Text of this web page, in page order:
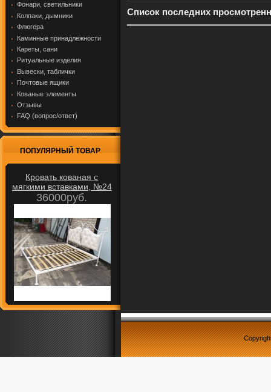
Фонари, светильники
Колпаки, дымники
Флюгера
Каминные принадлежности
Кареты, сани
Ритуальные изделия
Вывески, таблички
Почтовые ящики
Кованые элементы
Отзывы
FAQ (вопрос/ответ)
ПОПУЛЯРНЫЙ ТОВАР
Кровать кованая с
мягкими вставками, №24
36000руб.
Список последних